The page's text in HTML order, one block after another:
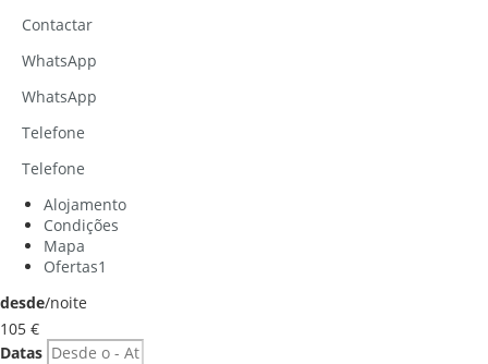
Contactar
WhatsApp
WhatsApp
Telefone
Telefone
Alojamento
Condições
Mapa
Ofertas1
desde/noite
105 €
Datas